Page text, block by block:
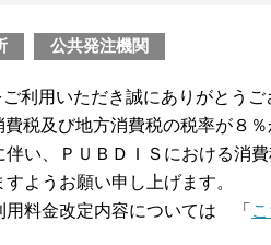
公共発注機関
利用いただき誠にありがとう
税及び地方消費税の税率が８
い、ＰＵＢＤＩＳにおける消
ようお願い申し上げます。
用料金改定内容については 「